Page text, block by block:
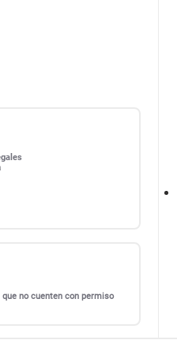
no cuenten con permiso